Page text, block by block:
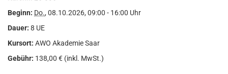
Beginn: Do., 08.10.2026, 09:00 - 16:00 Uhr
Dauer: 8 UE
Kursort: AWO Akademie Saar
Gebühr: 138,00 € (inkl. MwSt.)